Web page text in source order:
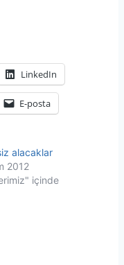
LinkedIn
E-posta
alacaklar
2012
içinde